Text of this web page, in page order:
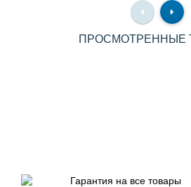
ПРОСМОТРЕННЫЕ
Гарантия на все товары